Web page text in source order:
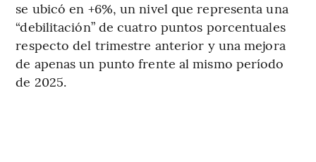
se ubicó en +6%, un nivel que representa una
“debilitación” de cuatro puntos porcentuales
respecto del trimestre anterior y una mejora
de apenas un punto frente al mismo período
de 2025.